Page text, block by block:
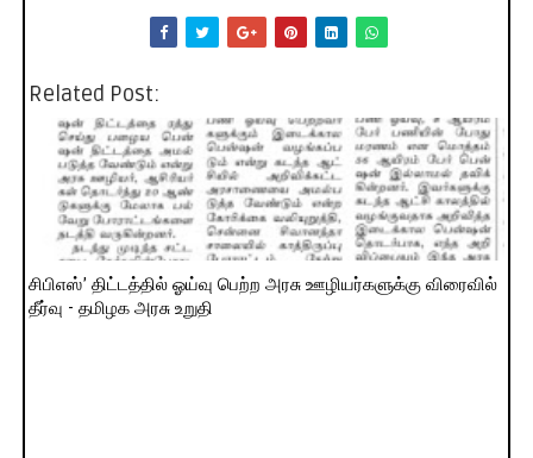
Related Post:
சிபிஎஸ்’ திட்டத்தில் ஓய்வு பெற்ற அரசு ஊழியர்களுக்கு விரைவில்
தீர்வு - தமிழக அரசு உறுதி